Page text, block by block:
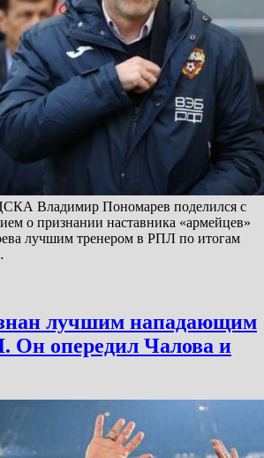
Владимир Пономарев поделился с
о признании наставника «армейцев»
лучшим тренером в РПЛ по итогам
лучшим нападающим
Он опередил Чалова и